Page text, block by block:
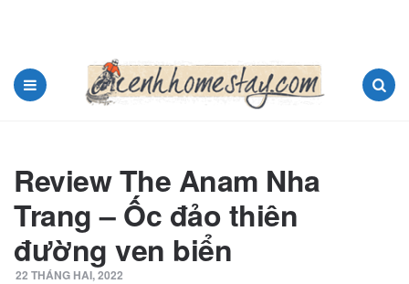
Review The Anam Nha
Trang – Ốc đảo thiên
đường ven biển
22 THÁNG HAI, 2022